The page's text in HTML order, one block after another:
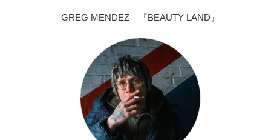
GREG MENDEZ 『BEAUTY LAND』